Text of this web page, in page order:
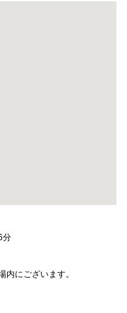
分
内にございます。